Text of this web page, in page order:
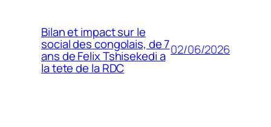
Bilan et impact sur le
social des congolais, de 7
ans de Felix Tshisekedi a
la tete de la RDC
02/06/2026